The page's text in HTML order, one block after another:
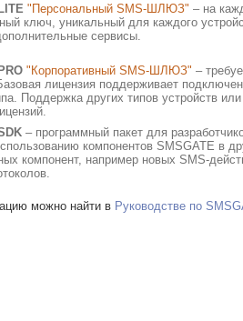
"Персональный SMS-ШЛЮЗ" – на
ключ, уникальный для каждого
сервисы.
"Корпоративный SMS-ШЛЮЗ" –
лицензия поддерживает
Поддержка других типов устройств
– программный пакет для
компонентов SMSGATE в
компонент, например новых SMS-
можно найти в Руководстве по